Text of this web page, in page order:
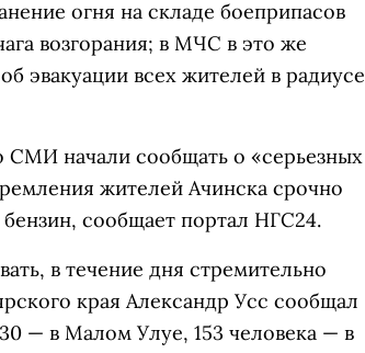
огня на складе боеприпасов
возгорания; в МЧС в это же
эвакуации всех жителей в радиусе
СМИ начали сообщать о «серьезных
жителей Ачинска срочно
сообщает портал НГС24.
в течение дня стремительно
края Александр Усс сообщал
— в Малом Улуе, 153 человека — в